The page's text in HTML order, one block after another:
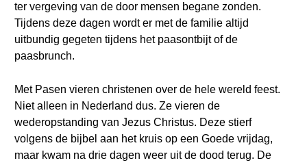
ter vergeving van de door mensen begane zonden.
Tijdens deze dagen wordt er met de familie altijd
uitbundig gegeten tijdens het paasontbijt of de
paasbrunch.
Met Pasen vieren christenen over de hele wereld feest.
Niet alleen in Nederland dus. Ze vieren de
wederopstanding van Jezus Christus. Deze stierf
volgens de bijbel aan het kruis op een Goede vrijdag,
maar kwam na drie dagen weer uit de dood terug. De